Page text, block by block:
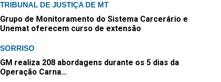
TRIBUNAL DE JUSTIÇA DE MT
Grupo de Monitoramento do Sistema Carcerário e
Unemat oferecem curso de extensão
SORRISO
GM realiza 208 abordagens durante os 5 dias da
Operação Carna…